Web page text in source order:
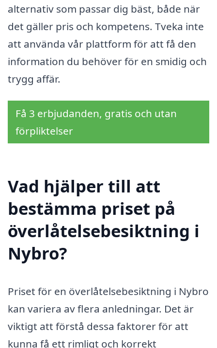
alternativ som passar dig bäst, både när
det gäller pris och kompetens. Tveka inte
att använda vår plattform för att få den
information du behöver för en smidig och
trygg affär.
Få 3 erbjudanden, gratis och utan
förpliktelser
Vad hjälper till att
bestämma priset på
överlåtelsebesiktning i
Nybro?
Priset för en överlåtelsebesiktning i Nybro
kan variera av flera anledningar. Det är
viktigt att förstå dessa faktorer för att
kunna få ett rimligt och korrekt